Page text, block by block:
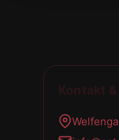
Kontakt